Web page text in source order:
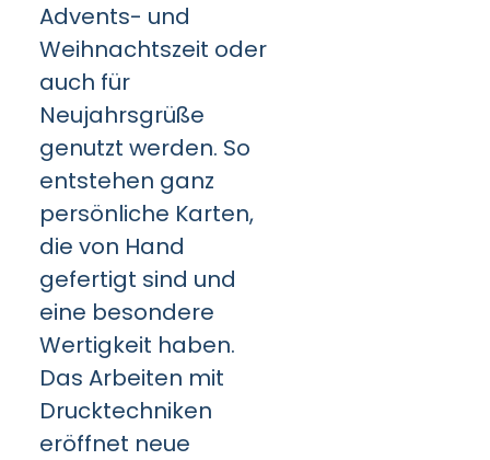
Advents- und
Weihnachtszeit oder
auch für
Neujahrsgrüße
genutzt werden. So
entstehen ganz
persönliche Karten,
die von Hand
gefertigt sind und
eine besondere
Wertigkeit haben.
Das Arbeiten mit
Drucktechniken
eröffnet neue